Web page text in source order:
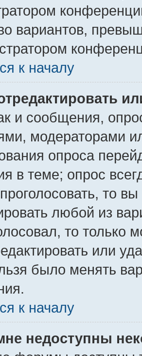
вариантов,
к началу
и сообщения,
модераторами
опроса
в теме; опрос
то
любой из
то только
или
было менять
к началу
недоступны